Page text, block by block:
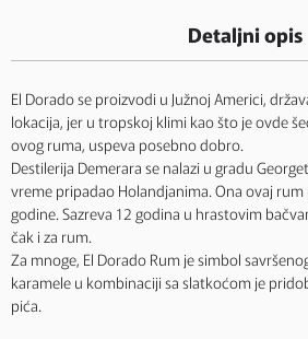
Detaljni opis
El Dorado se proizvodi u Južnoj Americi,
lokacija, jer u tropskoj klimi kao što je ovde
ovog ruma, uspeva posebno dobro.
Destilerija Demerara se nalazi u gradu
vreme pripadao Holandjanima. Ona ovaj
godine. Sazreva 12 godina u hrastovim
čak i za rum.
Za mnoge, El Dorado Rum je simbol
karamele u kombinaciji sa slatkoćom je
pića.